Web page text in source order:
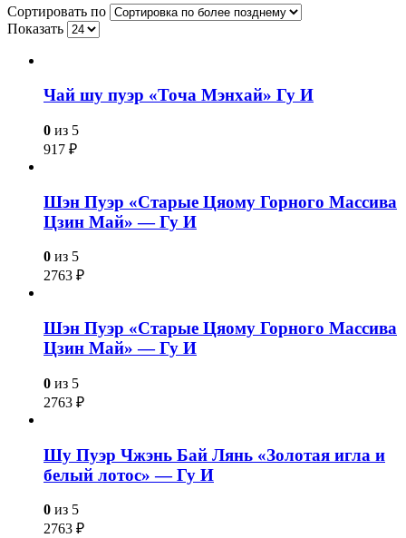
Сортировать по
Показать
Чай шу пуэр «Точа Мэнхай» Гу И
0 из 5
917 ₽
Шэн Пуэр «Старые Цяому Горного Массива
Цзин Май» — Гу И
0 из 5
2763 ₽
Шэн Пуэр «Старые Цяому Горного Массива
Цзин Май» — Гу И
0 из 5
2763 ₽
Шу Пуэр Чжэнь Бай Лянь «Золотая игла и
белый лотос» — Гу И
0 из 5
2763 ₽